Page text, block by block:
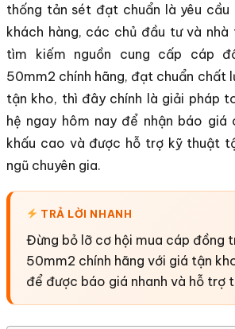
thống tản sét đạt chuẩn là yêu cầu
khách hàng, các chủ đầu tư và
tìm kiếm nguồn cung cấp cáp
50mm2 chính hãng, đạt chuẩn chất
tận kho, thì đây chính là giải pháp
hệ ngay hôm nay để nhận báo
khấu cao và được hỗ trợ kỹ thuật
ngũ chuyên gia.
TRẢ LỜI NHANH
Đừng bỏ lỡ cơ hội mua cáp đồng
50mm2 chính hãng với giá tận
để được báo giá nhanh và hỗ trợ